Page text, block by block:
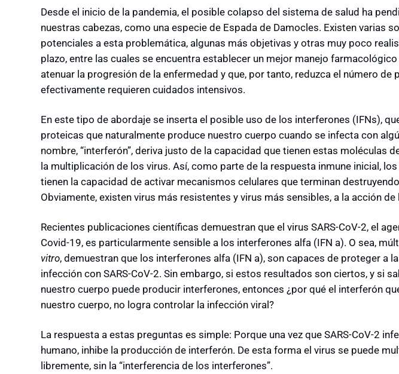
Desde el inicio de la pandemia, el posible colapso del sistema de salud ha
nuestras cabezas, como una especie de Espada de Damocles. Existen varias
potenciales a esta problemática, algunas más objetivas y otras muy poco
plazo, entre las cuales se encuentra establecer un mejor manejo
atenuar la progresión de la enfermedad y que, por tanto, reduzca el número de
efectivamente requieren cuidados intensivos.
En este tipo de abordaje se inserta el posible uso de los interferones (IFNs),
proteicas que naturalmente produce nuestro cuerpo cuando se infecta con
nombre, “interferón”, deriva justo de la capacidad que tienen estas moléculas
la multiplicación de los virus. Así, como parte de la respuesta inmune inicial,
tienen la capacidad de activar mecanismos celulares que terminan
Obviamente, existen virus más resistentes y virus más sensibles, a la acción
Recientes publicaciones científicas demuestran que el virus SARS-CoV-2, el
Covid-19, es particularmente sensible a los interferones alfa (IFN a). O sea,
vitro, demuestran que los interferones alfa (IFN a), son capaces de proteger a
infección con SARS-CoV-2. Sin embargo, si estos resultados son ciertos, y si
nuestro cuerpo puede producir interferones, entonces ¿por qué el interferón
nuestro cuerpo, no logra controlar la infección viral?
La respuesta a estas preguntas es simple: Porque una vez que SARS-CoV-2
humano, inhibe la producción de interferón. De esta forma el virus se puede
libremente, sin la “interferencia de los interferones”.